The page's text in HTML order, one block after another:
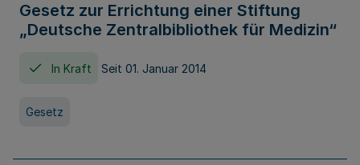
Gesetz zur Errichtung einer Stiftung
„Deutsche Zentralbibliothek für Medizin“
In Kraft Seit 01. Januar 2014
Gesetz